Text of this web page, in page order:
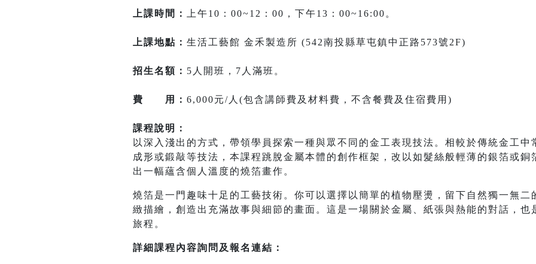
上課時間： 上午10：00~12：00，下午13：00~16:00。
上課地點： 生活工藝館 金禾製造所 (542南投縣草屯鎮中正路573號2F)
招生名額： 5人開班，7人滿班。
費 用： 6,000元/人(包含講師費及材料費，不含餐費及住宿費用)
課程說明：
以深入淺出的方式，帶領學員探索一種與眾不同的金工表現技法。相較於傳統金工
成形或鍛敲等技法，本課程跳脫金屬本體的創作框架，改以如髮絲般輕薄的銀箔或
出一幅蘊含個人溫度的燒箔畫作。
燒箔是一門趣味十足的工藝技術。你可以選擇以簡單的植物壓燙，留下自然獨一無
緻描繪，創造出充滿故事與細節的畫面。這是一場關於金屬、紙張與熱能的對話，
旅程。
詳細課程內容詢問及報名連結：